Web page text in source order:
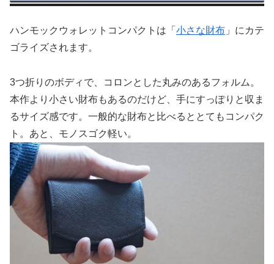
ハンモックウォレットコンパクトは「 小さな財布 」にカテ
ゴライズされます。
3つ折りのボディで、コロンとした丸みのあるフォルム。
本作より小さい財布もあるのだけど、手にすっぽりと収ま
るサイズ感です。一般的な財布と比べるととてもコンパク
ト。あと、モノスゴク軽い。